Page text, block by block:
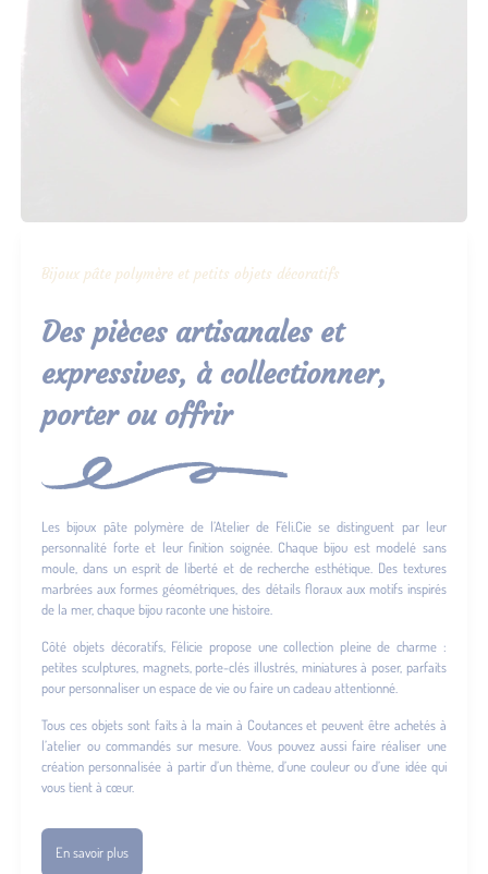
Bijoux pâte polymère et petits objets décoratifs
Des pièces artisanales et
expressives, à collectionner,
porter ou offrir
Les bijoux pâte polymère de l’Atelier de Féli.Cie se distinguent par leur
personnalité forte et leur finition soignée. Chaque bijou est modelé sans
moule, dans un esprit de liberté et de recherche esthétique. Des textures
marbrées aux formes géométriques, des détails floraux aux motifs inspirés
de la mer, chaque bijou raconte une histoire.
Côté objets décoratifs, Félicie propose une collection pleine de charme :
petites sculptures, magnets, porte-clés illustrés, miniatures à poser, parfaits
pour personnaliser un espace de vie ou faire un cadeau attentionné.
Tous ces objets sont faits à la main à Coutances et peuvent être achetés à
l’atelier ou commandés sur mesure. Vous pouvez aussi faire réaliser une
création personnalisée à partir d’un thème, d’une couleur ou d’une idée qui
vous tient à cœur.
En savoir plus